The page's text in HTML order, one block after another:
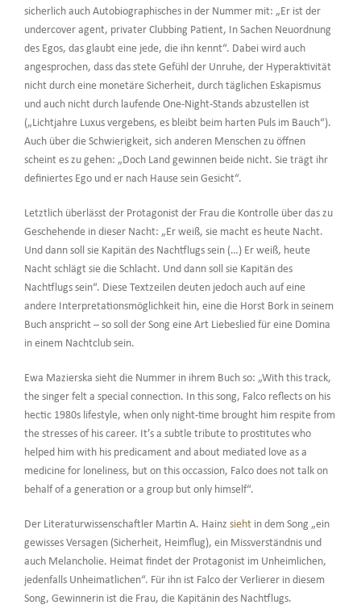
sicherlich auch Autobiographisches in der Nummer mit: „Er ist der
undercover agent, privater Clubbing Patient, In Sachen Neuordnung
des Egos, das glaubt eine jede, die ihn kennt“. Dabei wird auch
angesprochen, dass das stete Gefühl der Unruhe, der Hyperaktivität
nicht durch eine monetäre Sicherheit, durch täglichen Eskapismus
und auch nicht durch laufende One-Night-Stands abzustellen ist
(„Lichtjahre Luxus vergebens, es bleibt beim harten Puls im Bauch“).
Auch über die Schwierigkeit, sich anderen Menschen zu öffnen
scheint es zu gehen: „Doch Land gewinnen beide nicht. Sie trägt ihr
definiertes Ego und er nach Hause sein Gesicht“.
Letztlich überlässt der Protagonist der Frau die Kontrolle über das zu
Geschehende in dieser Nacht: „Er weiß, sie macht es heute Nacht.
Und dann soll sie Kapitän des Nachtflugs sein (…) Er weiß, heute
Nacht schlägt sie die Schlacht. Und dann soll sie Kapitän des
Nachtflugs sein“. Diese Textzeilen deuten jedoch auch auf eine
andere Interpretationsmöglichkeit hin, eine die Horst Bork in seinem
Buch anspricht – so soll der Song eine Art Liebeslied für eine Domina
in einem Nachtclub sein.
Ewa Mazierska sieht die Nummer in ihrem Buch so: „With this track,
the singer felt a special connection. In this song, Falco reflects on his
hectic 1980s lifestyle, when only night-time brought him respite from
the stresses of his career. It’s a subtle tribute to prostitutes who
helped him with his predicament and about mediated love as a
medicine for loneliness, but on this occassion, Falco does not talk on
behalf of a generation or a group but only himself“.
Der Literaturwissenschaftler Martin A. Hainz siehtin dem Song „ein
gewisses Versagen (Sicherheit, Heimflug), ein Missverständnis und
auch Melancholie. Heimat findet der Protagonist im Unheimlichen,
jedenfalls Unheimatlichen“. Für ihn ist Falco der Verlierer in diesem
Song, Gewinnerin ist die Frau, die Kapitänin des Nachtflugs.